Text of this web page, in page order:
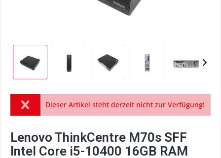
Dieser Artikel steht derzeit nicht zur Verfügung!
Lenovo ThinkCentre M70s SFF
Intel Core i5-10400 16GB RAM